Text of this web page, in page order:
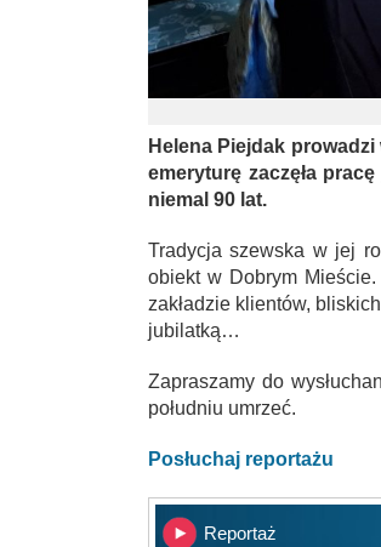
Helena Piejdak
emeryturę zaczęła
niemal 90 lat.
Tradycja szewska w jej
obiekt w Dobrym
zakładzie klientów,
jubilatką…
Zapraszamy do
południu umrzeć.
Posłuchaj reportażu
Reportaż